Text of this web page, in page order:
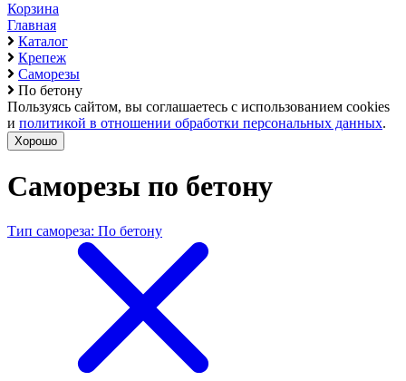
Корзина
Главная
Каталог
Крепеж
Саморезы
По бетону
Пользуясь сайтом, вы соглашаетесь с использованием cookies
и политикой в отношении обработки персональных данных.
Хорошо
Саморезы по бетону
Тип самореза: По бетону